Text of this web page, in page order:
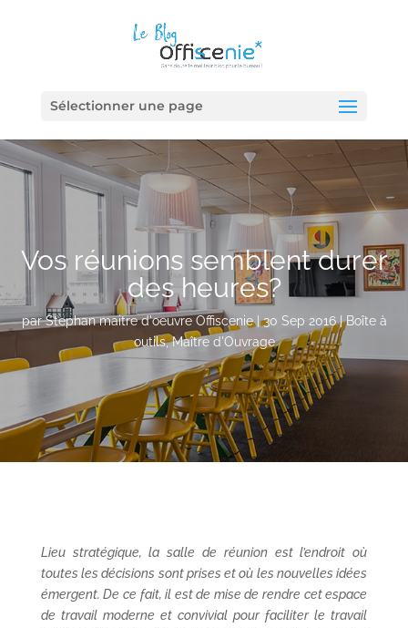
Sélectionner une page
Vos réunions semblent durer
des heures?
parStephan maitre d'oeuvre Offiscenie|30 Sep 2016|Boîte à
outils,Maître d'Ouvrage
Lieu stratégique, la salle de réunion est l’endroit où
toutes les décisions sont prises et où les nouvelles idées
émergent. De ce fait, il est de mise de rendre cet espace
de travail moderne et convivial pour faciliter le travail